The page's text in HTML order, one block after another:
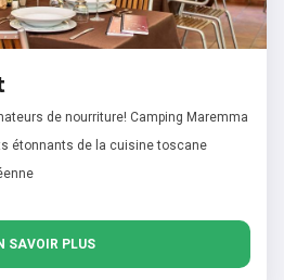
de nourriture! Camping Maremma
étonnants de la cuisine toscane
SAVOIR PLUS